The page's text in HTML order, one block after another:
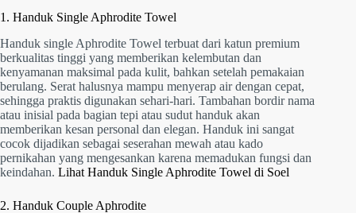
1. Handuk Single Aphrodite Towel
Handuk single Aphrodite Towel terbuat dari katun premium
berkualitas tinggi yang memberikan kelembutan dan
kenyamanan maksimal pada kulit, bahkan setelah pemakaian
berulang. Serat halusnya mampu menyerap air dengan cepat,
sehingga praktis digunakan sehari-hari. Tambahan bordir nama
atau inisial pada bagian tepi atau sudut handuk akan
memberikan kesan personal dan elegan. Handuk ini sangat
cocok dijadikan sebagai seserahan mewah atau kado
pernikahan yang mengesankan karena memadukan fungsi dan
keindahan. Lihat Handuk Single Aphrodite Towel di Soel
2. Handuk Couple Aphrodite